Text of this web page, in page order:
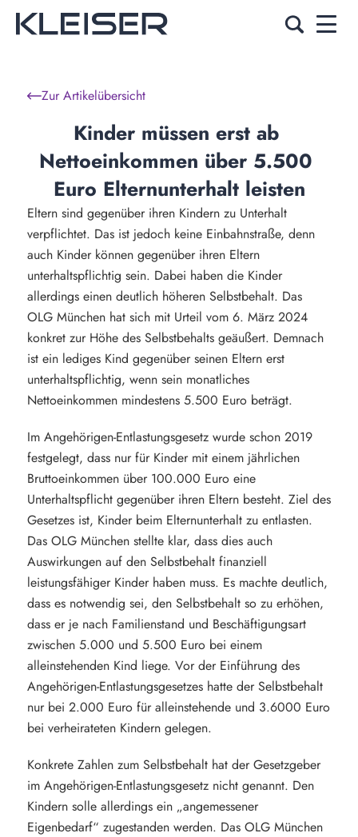
Zur Artikelübersicht
Kinder müssen erst ab
Nettoeinkommen über 5.500
Euro Elternunterhalt leisten
Eltern sind gegenüber ihren Kindern zu Unterhalt
verpflichtet. Das ist jedoch keine Einbahnstraße, denn
auch Kinder können gegenüber ihren Eltern
unterhaltspflichtig sein. Dabei haben die Kinder
allerdings einen deutlich höheren Selbstbehalt. Das
OLG München hat sich mit Urteil vom 6. März 2024
konkret zur Höhe des Selbstbehalts geäußert. Demnach
ist ein lediges Kind gegenüber seinen Eltern erst
unterhaltspflichtig, wenn sein monatliches
Nettoeinkommen mindestens 5.500 Euro beträgt.
Im Angehörigen-Entlastungsgesetz wurde schon 2019
festgelegt, dass nur für Kinder mit einem jährlichen
Bruttoeinkommen über 100.000 Euro eine
Unterhaltspflicht gegenüber ihren Eltern besteht. Ziel des
Gesetzes ist, Kinder beim Elternunterhalt zu entlasten.
Das OLG München stellte klar, dass dies auch
Auswirkungen auf den Selbstbehalt finanziell
leistungsfähiger Kinder haben muss. Es machte deutlich,
dass es notwendig sei, den Selbstbehalt so zu erhöhen,
dass er je nach Familienstand und Beschäftigungsart
zwischen 5.000 und 5.500 Euro bei einem
alleinstehenden Kind liege. Vor der Einführung des
Angehörigen-Entlastungsgesetzes hatte der Selbstbehalt
nur bei 2.000 Euro für alleinstehende und 3.6000 Euro
bei verheirateten Kindern gelegen.
Konkrete Zahlen zum Selbstbehalt hat der Gesetzgeber
im Angehörigen-Entlastungsgesetz nicht genannt. Den
Kindern solle allerdings ein „angemessener
Eigenbedarf“ zugestanden werden. Das OLG München